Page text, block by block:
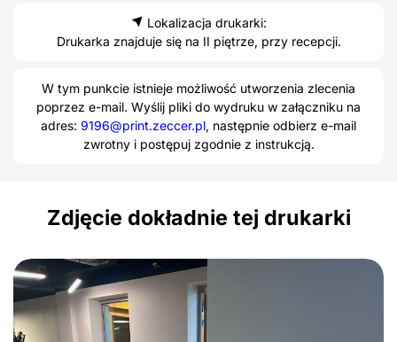
Lokalizacja drukarki:
Drukarka znajduje się na II piętrze, przy recepcji.
W tym punkcie istnieje możliwość utworzenia zlecenia
poprzez e-mail. Wyślij pliki do wydruku w załączniku na
adres: 9196@print.zeccer.pl, następnie odbierz e-mail
zwrotny i postępuj zgodnie z instrukcją.
Zdjęcie dokładnie tej drukarki